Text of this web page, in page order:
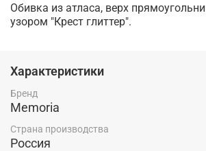
Обивка из атласа, верх
узором "Крест глиттер".
Характеристики
Бренд
Memoria
Страна производства
Россия